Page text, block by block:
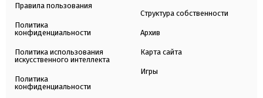
Правила пользования
Политика
конфиденциальности
Политика использования
искусственного интеллекта
Политика
конфиденциальности
Структура собственности
Архив
Карта сайта
Игры